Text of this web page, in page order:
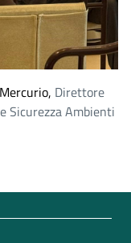
Direttore
Sicurezza Ambienti